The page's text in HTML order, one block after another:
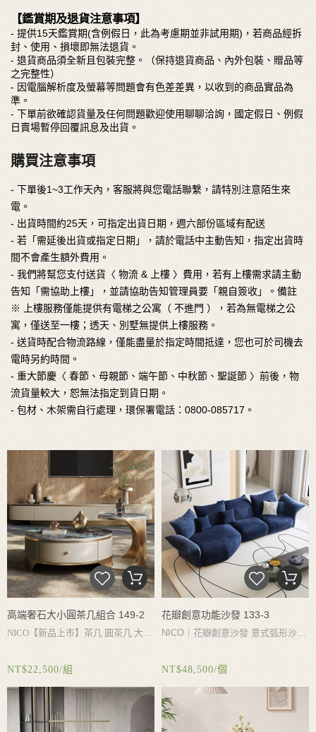
【鑑賞期及退貨注意事項】
- 提供15天鑑賞期(含例假日，此為考慮期並非試用期)，若商品經拆
封、使用、損壞即無法退貨。
- 退貨商品須全新且包裝完整。（保持退貨商品、內外包裝、贈品等
之完整性）
- 因電腦解析度及螢幕等問題會有色差差異，以收到的商品實品為
準。
- 下單前欲確認貨量及任何問題歡迎使用聊聊洽詢，國定假日、例假
日賣場暫停回覆訊息及出貨。
購買注意事項
- 下單後1~3工作天內，客服將與您電話聯繫，請特別注意陌生來
電。
- 出貨時間約25天，可指定出貨日期，週六部份區域有配送
- 若「需延後出貨或指定日期」，請於電話中主動告知，指定出貨時
間不會產生額外費用。
- 我們將幫您支付送貨〈 物流 & 上樓 〉費用，若有上樓需求請主動
告知「需協助上樓」，並請協助告知管理員要「親自簽收」。備註
※ 上樓服務僅能提供有電梯之公寓（ 不進門 ），若為無電梯之公
寓，僅送至一樓；透天、別墅無提供上樓服務。
- 送貨時配合物流路線，僅能盡量於指定時間抵達，您也可於司機去
電時另約時間。
- 重大節慶〈 春節、母親節、端午節、中秋節、聖誕節 〉前後，物
流貨量較大，恕無法指定到貨日期。
- 包材、木架需自行處理，環保署電話：0800-085717。
高端奢石大小圓茶几組合 149-2
NICO【新品上市】茶几 圓茶几 大小
不鏽鋼茶几底座 不生鏽不氧化 高端
奢石檯面 耐磨耐熱耐刮好打理
NT$22,500/組
花瓣創意功能沙發 133-3
NICO｜ 花瓣創意沙發 意式弧形沙
的舒適感
NT$48,500/個